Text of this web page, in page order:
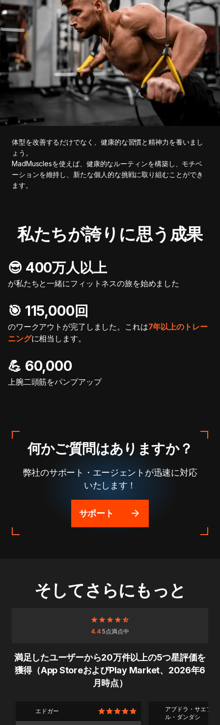
体型を改善するだけでなく、健康的な習慣と精神力を養いまし
ょう。
MadMusclesを使えば、健康的なルーティンを構築し、モチベ
ーションを維持し、新たな個人的な挑戦に取り組むことができ
ます。
私たちが誇りに思う成果
😎 400万人以上
が私たちと一緒にフィットネスの旅を始めました
🎯️ 115,000回
のワークアウトが完了しました。これは7年以上のトレー
ニングに相当します。
💪 60,000
上腕二頭筋をパンプアップ
何かご質問はありますか？
弊社のサポート・エージェントが迅速に対応
いたします！
サポート
そしてさらにもっと
4.45点満点中
満足したユーザーから20万件以上の5つ星評価を
獲得（App StoreおよびPlay Market、2026年6
月時点）
エドガー
アブドラ・サエブ・
ル・ダンダシ